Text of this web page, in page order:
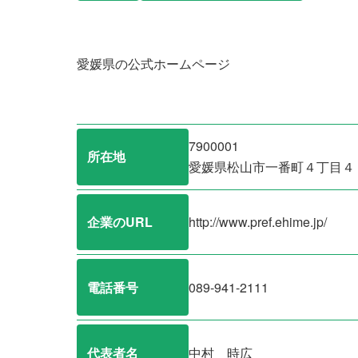
愛媛県の公式ホームページ
所在地
7900001
愛媛県松山市一番町４丁目
企業のURL http://www.pref.ehime.jp/
電話番号 089-941-2111
代表者名 中村 時広